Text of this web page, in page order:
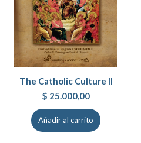
The Catholic Culture II
$ 25.000,00
Añadir al carrito